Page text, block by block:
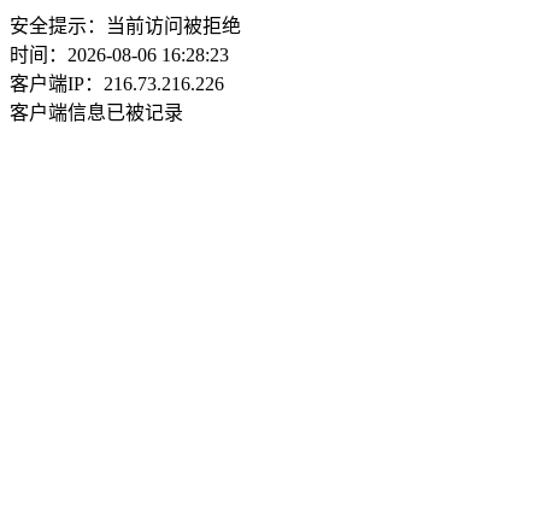
安全提示：当前访问被拒绝
时间：2026-08-06 16:28:23
客户端IP：216.73.216.226
客户端信息已被记录